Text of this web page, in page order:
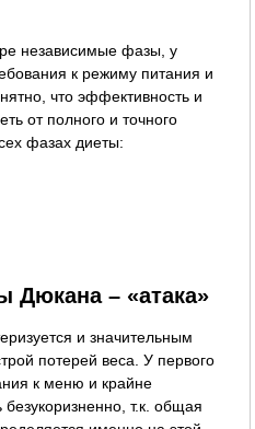
независимые фазы, у
к режиму питания и
что эффективность и
от полного и точного
фазах диеты:
Дюкана – «атака»
и значительным
потерей веса. У первого
к меню и крайне
т.к. общая